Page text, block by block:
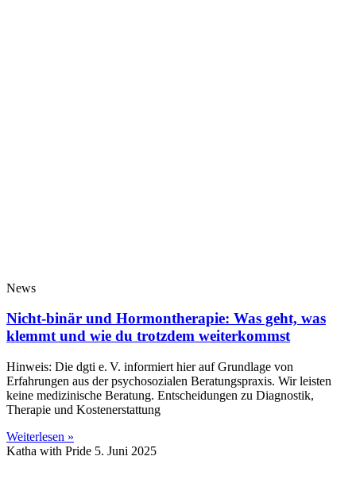
News
Nicht-binär und Hormontherapie: Was geht, was
klemmt und wie du trotzdem weiterkommst
Hinweis: Die dgti e. V. informiert hier auf Grundlage von
Erfahrungen aus der psychosozialen Beratungspraxis. Wir leisten
keine medizinische Beratung. Entscheidungen zu Diagnostik,
Therapie und Kostenerstattung
Weiterlesen »
Katha with Pride 5. Juni 2025